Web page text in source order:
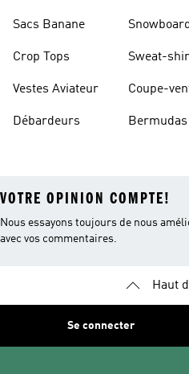
Sacs Banane
Crop Tops
Vestes Aviateur
Débardeurs
Snowboard
Sweat-
Coupe-
Bermudas
VOTRE OPINION COMPTE!
Nous essayons toujours de nous
avec vos commentaires.
Haut
Se connecter